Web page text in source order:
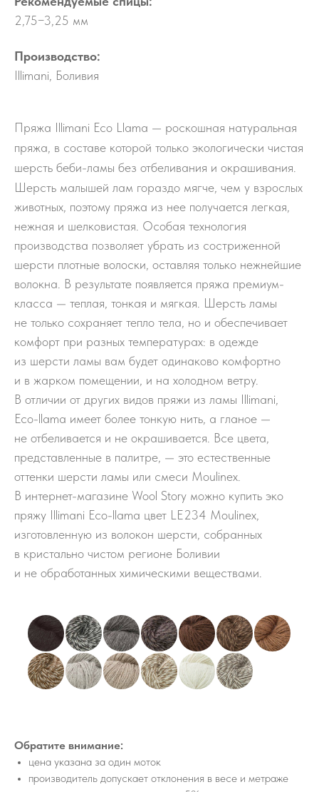
2,75−3,25 мм
Производство:
Illimani, Боливия
Пряжа Illimani Eco Llama — ​роскошная натуральная
пряжа, в составе которой только экологически чистая
шерсть беби-ламы без отбеливания и окрашивания.
Шерсть малышей лам гораздо мягче, чем у взрослых
животных, поэтому пряжа из нее получается легкая,
нежная и шелковистая. Особая технология
производства позволяет убрать из состриженной
шерсти плотные волоски, оставляя только нежнейшие
волокна. В результате появляется пряжа премиум-
класса — теплая, тонкая и мягкая. Шерсть ламы
не только сохраняет тепло тела, но и обеспечивает
комфорт при разных температурах: в одежде
из шерсти ламы вам будет одинаково комфортно
и в жарком помещении, и на холодном ветру.
В отличии от других видов пряжи из ламы Illimani,
Eco-llama имеет более тонкую нить, а гланое —
не отбеливается и не окрашивается. Все цвета,
представленные в палитре, — ​это естественные
оттенки шерсти ламы или смеси Moulinex.
В интернет-магазине Wool Story можно купить эко
пряжу Illimani Eco-llama цвет LE234 Moulinex,
изготовленную из волокон шерсти, собранных
в кристально чистом регионе Боливии
и не обработанных химическими веществами.
Обратите внимание:
цена указана за один моток
производитель допускает отклонения в весе и метраже